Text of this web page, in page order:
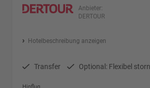
Anbieter:
DERTOUR
Hotelbeschreibung anzeigen
Transfer Optional: Flexibel